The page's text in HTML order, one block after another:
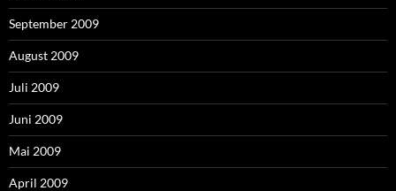
September 2009
August 2009
Juli 2009
Juni 2009
Mai 2009
April 2009